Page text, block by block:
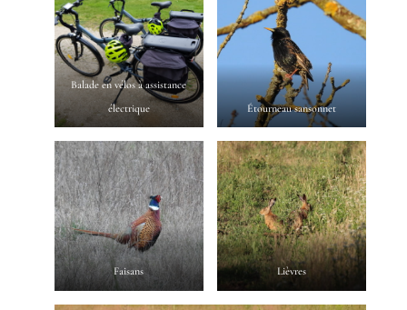
Balade en vélos à assistance
électrique
Étourneau sansonnet
Faisans Lièvres